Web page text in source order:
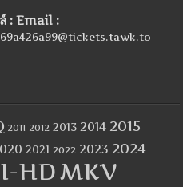
: Email :
2011 2012 2013 2014 2015
2021 2022 2023 2024
HDMKV